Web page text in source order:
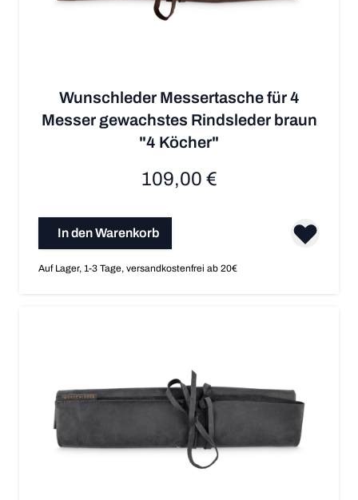
Wunschleder Messertasche für 4
Messer gewachstes Rindsleder braun
"4 Köcher"
109,00 €
In den Warenkorb
Auf Lager, 1-3 Tage, versandkostenfrei ab 20€